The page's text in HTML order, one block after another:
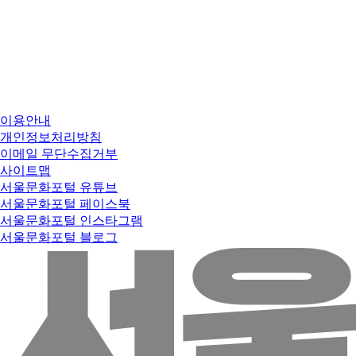
이용안내
개인정보처리방침
이메일 무단수집거부
사이트맵
서울문화포털 유튜브
서울문화포털 페이스북
서울문화포털 인스타그램
서울문화포털 블로그